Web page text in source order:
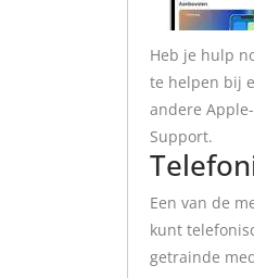
Heb je hulp
te helpen bij
andere
Support.
Een van de
kunt
getrainde